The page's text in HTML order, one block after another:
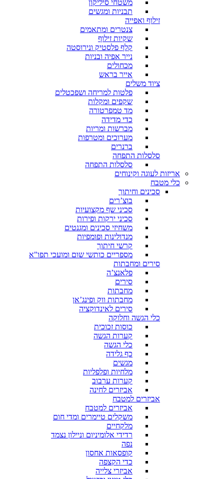
משטחי סיליקון
תבניות ומגשים
זילוף ואפייה
צנטרים ומתאמים
שקיות זילוף
קלף פלסטיק ונירוסטה
נייר אפיה ובניות
מכחולים
אייר בראש
ציוד משלים
פלטות למריחה ושפכטלים
שקפים ומקלות
מד טמפרטורה
כדי מדידה
מברשות ומריות
מערוכים ומטרפות
ברנרים
סלסלות התפחה
סלסלות התפחה
אריזות לעוגה וקינוחים
כלי מטבח
סכינים וחיתוך
בוצ’רים
סכיני שף מקצועיות
סכיני ירקות ופירות
משחיזי סכינים ומגנטים
מנדולינות ופומפיות
קרשי חיתוך
מספריים כותשי שום ומועכי תפו"א
סירים ומחבתות
פלאנצ’ה
סירים
מחבתות
מחבתות ווק ופינג’אן
סירים לאינדוקציה
כלי הגשה וחלוקה
כוסות זכוכית
קערות הגשה
כלי הגשה
כף גלידה
מגשים
מלחיות ופלפליות
קערות ערבוב
אביזרים לחינה
אביזרים למטבח
אביזרים למטבח
משקלים טיימרים ומדי חום
מלקחיים
רדידי אלומיניום וניילון נצמד
נפה
קופסאות אחסון
כדי הקצפה
אביזרי צלייה